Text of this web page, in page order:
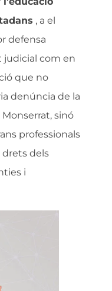
, a el
defensa
judicial com en
que no
denúncia de la
sinó
professionals
dels
i